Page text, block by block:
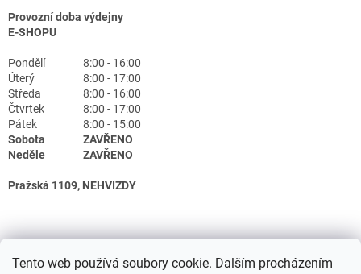
Tento web používá soubory cookie. Dalším procházením
Provozní doba výdejny
E-SHOPU
Pondělí
8:00 - 16:00
Úterý
8:00 - 17:00
Středa
8:00 - 16:00
Čtvrtek
8:00 - 17:00
Pátek
8:00 - 15:00
Sobota
ZAVŘENO
Neděle
ZAVŘENO
Pražská 1109, NEHVIZDY